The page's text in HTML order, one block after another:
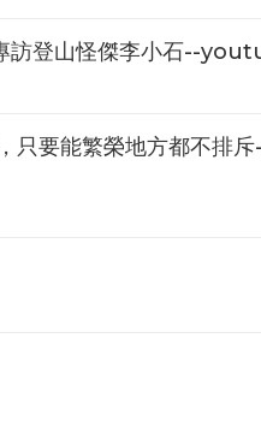
訪登山怪傑李小石--
只要能繁榮地方都不排